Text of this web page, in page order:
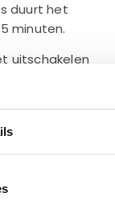
duurt het
minuten.
uitschakelen
een